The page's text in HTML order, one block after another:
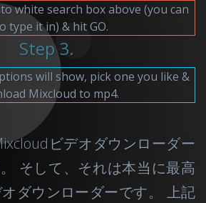
white search box above (you can
type it in) & hit GO.
Step 3.
will show, pick one you like &
Mixcloud to mp4.
ビデオダウンローダー
そして、それは本当に最高
ダウンローダーです。 上記